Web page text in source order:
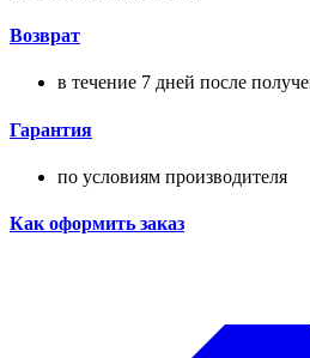
Возврат
в течение 7 дней после
Гарантия
по условиям производителя
Как оформить заказ